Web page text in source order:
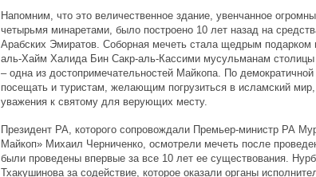
Напомним, что это величественное здание, увенчанное
четырьмя минаретами, было построено 10 лет назад на
Арабских Эмиратов. Соборная мечеть стала щедрым подарком
аль-Хайм Халида Бин Сакр-аль-Кассими мусульманам
– одна из достопримечательностей Майкопа. По
посещать и туристам, желающим погрузиться в исламский
уважения к святому для верующих месту.
Президент РА, которого сопровождали Премьер-министр РА
Майкоп» Михаил Черниченко, осмотрели мечеть после
были проведены впервые за все 10 лет ее существования.
Тхакушинова за содействие, которое оказали органы